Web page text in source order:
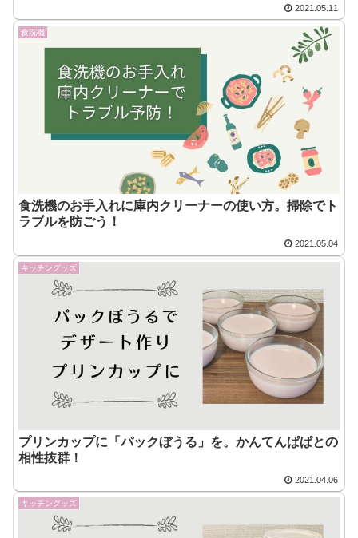
2021.05.11
食洗機
食洗機のお手入れに庫内クリーナーの使い方。掃除でト
ラブルを防ごう！
2021.05.04
キッチングッズ
プリンカップに「パックぼうる」を。かんてんぱぱとの
相性抜群！
2021.04.06
キッチングッズ